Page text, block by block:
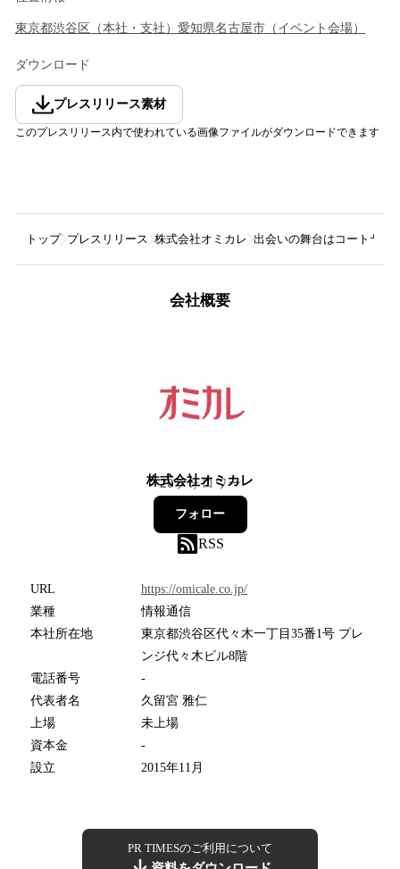
東京都渋谷区 （本社・支社 ） 愛知県名古屋市 （ イベント会場）
ダウンロード
プレスリリース素材
このプレスリリース内で使われている画像ファイルがダウンロードできます
トップ プレスリリース 株式会社オミカレ 出会いの舞台はコートヤー
会社概要
株式会社オミカレ
20フォロワー
フォロー
RSS
URL
https://omicale.co.jp/
業種
情報通信
本社所在地
東京都渋谷区代々木一丁目35番1号 プレ
ンジ代々木ビル8階
電話番号
-
代表者名
久留宮 雅仁
上場
未上場
資本金
-
設立
2015年11月
PR TIMESのご利用について